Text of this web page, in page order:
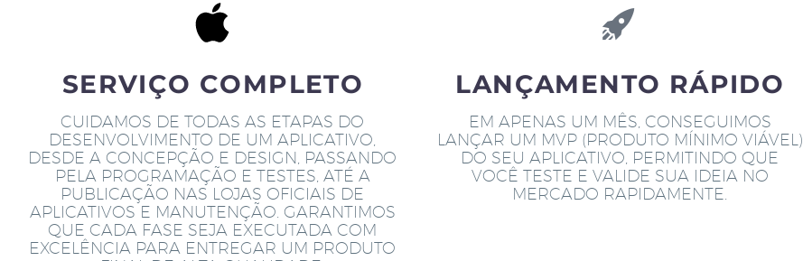
SERVIÇO COMPLETO
CUIDAMOS DE TODAS AS ETAPAS DO
DESENVOLVIMENTO DE UM APLICATIVO,
DESDE A CONCEPÇÃO E DESIGN, PASSANDO
PELA PROGRAMAÇÃO E TESTES, ATÉ A
PUBLICAÇÃO NAS LOJAS OFICIAIS DE
APLICATIVOS E MANUTENÇÃO. GARANTIMOS
QUE CADA FASE SEJA EXECUTADA COM
EXCELÊNCIA PARA ENTREGAR UM PRODUTO
LANÇAMENTO RÁPIDO
EM APENAS UM MÊS, CONSEGUIMOS
LANÇAR UM MVP (PRODUTO MÍNIMO VIÁVEL)
DO SEU APLICATIVO, PERMITINDO QUE
VOCÊ TESTE E VALIDE SUA IDEIA NO
MERCADO RAPIDAMENTE.